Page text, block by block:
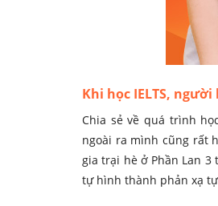
Khi học IELTS,
Chia sẻ về quá trình
ngoài ra mình cũng rất
gia trại hè ở Phần Lan
tự hình thành phản xạ